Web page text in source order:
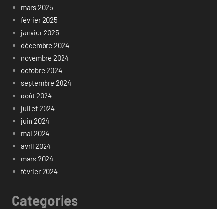
mars 2025
février 2025
janvier 2025
décembre 2024
novembre 2024
octobre 2024
septembre 2024
août 2024
juillet 2024
juin 2024
mai 2024
avril 2024
mars 2024
février 2024
Categories